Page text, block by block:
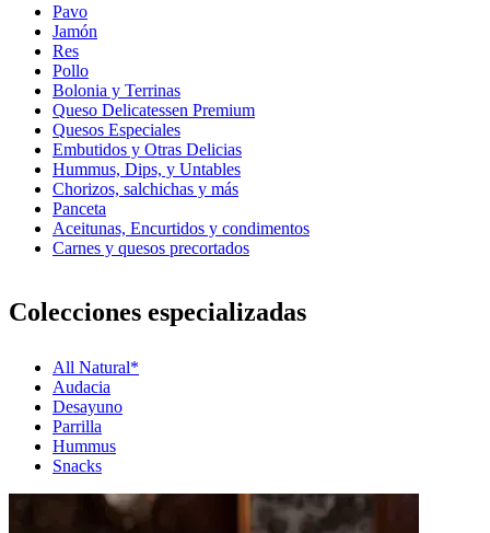
Pavo
Jamón
Res
Pollo
Bolonia y Terrinas
Queso Delicatessen Premium
Quesos Especiales
Embutidos y Otras Delicias
Hummus, Dips, y Untables
Chorizos, salchichas y más
Panceta
Aceitunas, Encurtidos y condimentos
Carnes y quesos precortados
Colecciones especializadas
All Natural*
Audacia
Desayuno
Parrilla
Hummus
Snacks